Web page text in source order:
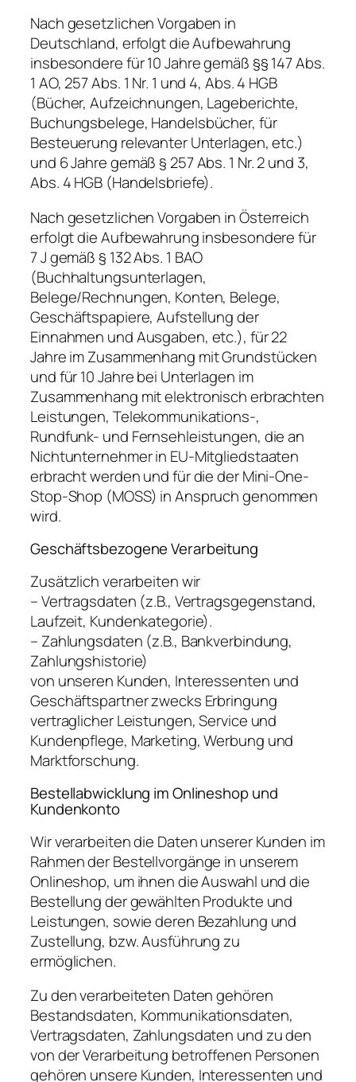
Nach gesetzlichen Vorgaben in
Deutschland, erfolgt die Aufbewahrung
insbesondere für 10 Jahre gemäß §§ 147 Abs.
1 AO, 257 Abs. 1 Nr. 1 und 4, Abs. 4 HGB
(Bücher, Aufzeichnungen, Lageberichte,
Buchungsbelege, Handelsbücher, für
Besteuerung relevanter Unterlagen, etc.)
und 6 Jahre gemäß § 257 Abs. 1 Nr. 2 und 3,
Abs. 4 HGB (Handelsbriefe).
Nach gesetzlichen Vorgaben in Österreich
erfolgt die Aufbewahrung insbesondere für
7 J gemäß § 132 Abs. 1 BAO
(Buchhaltungsunterlagen,
Belege/Rechnungen, Konten, Belege,
Geschäftspapiere, Aufstellung der
Einnahmen und Ausgaben, etc.), für 22
Jahre im Zusammenhang mit Grundstücken
und für 10 Jahre bei Unterlagen im
Zusammenhang mit elektronisch erbrachten
Leistungen, Telekommunikations-,
Rundfunk- und Fernsehleistungen, die an
Nichtunternehmer in EU-Mitgliedstaaten
erbracht werden und für die der Mini-One-
Stop-Shop (MOSS) in Anspruch genommen
wird.
Geschäftsbezogene Verarbeitung
Zusätzlich verarbeiten wir
– Vertragsdaten (z.B., Vertragsgegenstand,
Laufzeit, Kundenkategorie).
– Zahlungsdaten (z.B., Bankverbindung,
Zahlungshistorie)
von unseren Kunden, Interessenten und
Geschäftspartner zwecks Erbringung
vertraglicher Leistungen, Service und
Kundenpflege, Marketing, Werbung und
Marktforschung.
Bestellabwicklung im Onlineshop und
Kundenkonto
Wir verarbeiten die Daten unserer Kunden im
Rahmen der Bestellvorgänge in unserem
Onlineshop, um ihnen die Auswahl und die
Bestellung der gewählten Produkte und
Leistungen, sowie deren Bezahlung und
Zustellung, bzw. Ausführung zu
ermöglichen.
Zu den verarbeiteten Daten gehören
Bestandsdaten, Kommunikationsdaten,
Vertragsdaten, Zahlungsdaten und zu den
von der Verarbeitung betroffenen Personen
gehören unsere Kunden, Interessenten und